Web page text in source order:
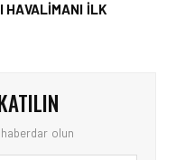
HAVALIMANI İLK
olun